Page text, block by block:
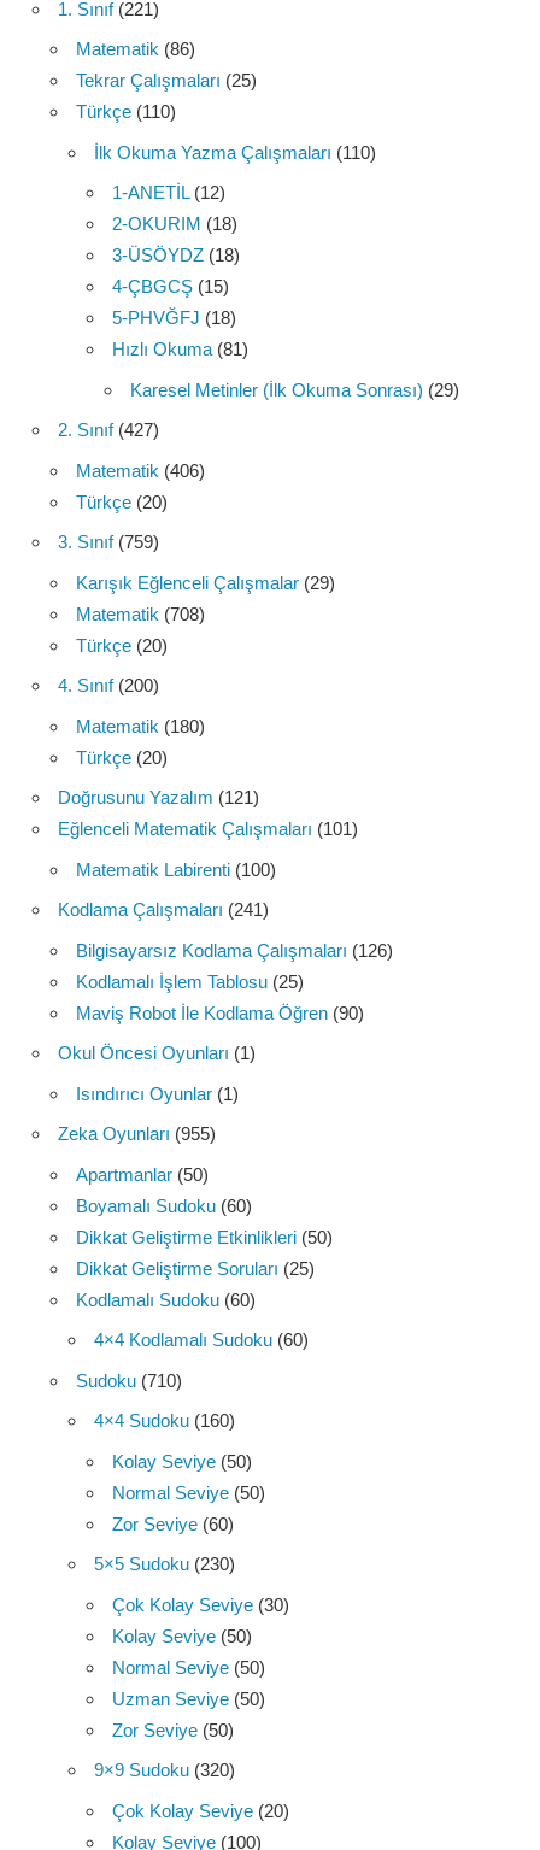
1. Sınıf(221)
Matematik (86)
Tekrar Çalışmaları (25)
Türkçe (110)
İlk Okuma Yazma Çalışmaları (110)
1-ANETİL(12)
2-OKURIM (18)
3-ÜSÖYDZ (18)
4-ÇBGCŞ (15)
5-PHVĞFJ (18)
Hızlı Okuma (81)
Karesel Metinler (İlk Okuma Sonrası) (29)
2. Sınıf(427)
Matematik (406)
Türkçe (20)
3. Sınıf(759)
Karışık Eğlenceli Çalışmalar (29)
Matematik (708)
Türkçe (20)
4. Sınıf(200)
Matematik (180)
Türkçe (20)
Doğrusunu Yazalım (121)
Eğlenceli Matematik Çalışmaları (101)
Matematik Labirenti (100)
Kodlama Çalışmaları (241)
Bilgisayarsız Kodlama Çalışmaları (126)
Kodlamalı İşlem Tablosu (25)
Maviş Robot İle Kodlama Öğren (90)
Okul Öncesi Oyunları (1)
Isındırıcı Oyunlar (1)
Zeka Oyunları (955)
Apartmanlar (50)
Boyamalı Sudoku (60)
Dikkat Geliştirme Etkinlikleri (50)
Dikkat Geliştirme Soruları (25)
Kodlamalı Sudoku (60)
4×4 Kodlamalı Sudoku (60)
Sudoku (710)
4×4 Sudoku (160)
Kolay Seviye (50)
Normal Seviye (50)
Zor Seviye (60)
5×5 Sudoku (230)
Çok Kolay Seviye (30)
Kolay Seviye (50)
Normal Seviye (50)
Uzman Seviye (50)
Zor Seviye (50)
9×9 Sudoku (320)
Çok Kolay Seviye (20)
Kolay Seviye (100)